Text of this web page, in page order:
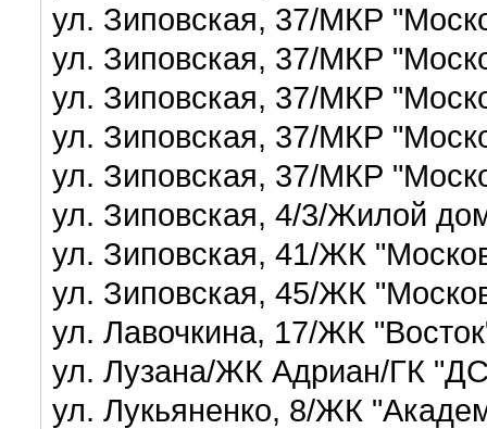
ул. Зиповская, 37/МКР
ул. Зиповская, 37/МКР
ул. Зиповская, 37/МКР
ул. Зиповская, 37/МКР
ул. Зиповская, 37/МКР
ул. Зиповская, 4/3/Жилой
ул. Зиповская, 41/ЖК
ул. Зиповская, 45/ЖК
ул. Лавочкина, 17/ЖК
ул. Лузана/ЖК Адриан/ГК
ул. Лукьяненко, 8/ЖК